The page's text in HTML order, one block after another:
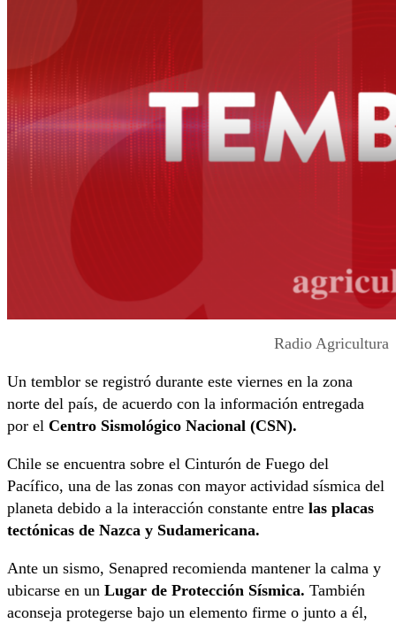
Radio Agricultura
Un temblor se registró durante este viernes en la zona
norte del país, de acuerdo con la información entregada
por el Centro Sismológico Nacional (CSN).
Chile se encuentra sobre el Cinturón de Fuego del
Pacífico, una de las zonas con mayor actividad sísmica del
planeta debido a la interacción constante entre las placas
tectónicas de Nazca y Sudamericana.
Ante un sismo, Senapred recomienda mantener la calma y
ubicarse en un Lugar de Protección Sísmica. También
aconseja protegerse bajo un elemento firme o junto a él,